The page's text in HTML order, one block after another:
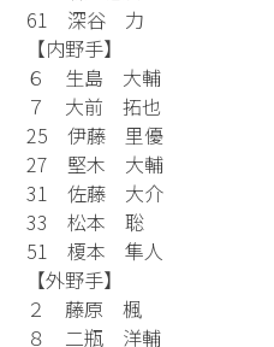
61 深谷 力
【内野手】
６ 生島 大輔
７ 大前 拓也
25 伊藤 里優
27 堅木 大輔
31 佐藤 大介
33 松本 聡
51 榎本 隼人
【外野手】
２ 藤原 楓
８ 二瓶 洋輔